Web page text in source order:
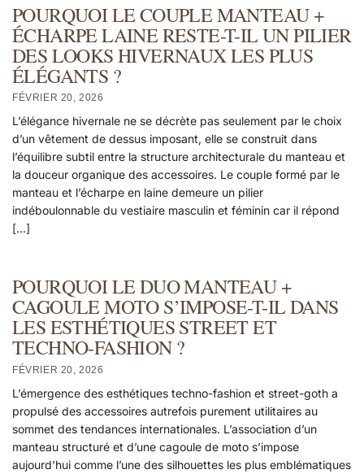
POURQUOI LE COUPLE MANTEAU +
ÉCHARPE LAINE RESTE-T-IL UN PILIER
DES LOOKS HIVERNAUX LES PLUS
ÉLÉGANTS ?
FÉVRIER 20, 2026
L’élégance hivernale ne se décrète pas seulement par le choix
d’un vêtement de dessus imposant, elle se construit dans
l’équilibre subtil entre la structure architecturale du manteau et
la douceur organique des accessoires. Le couple formé par le
manteau et l’écharpe en laine demeure un pilier
indéboulonnable du vestiaire masculin et féminin car il répond
[…]
POURQUOI LE DUO MANTEAU +
CAGOULE MOTO S’IMPOSE-T-IL DANS
LES ESTHÉTIQUES STREET ET
TECHNO-FASHION ?
FÉVRIER 20, 2026
L’émergence des esthétiques techno-fashion et street-goth a
propulsé des accessoires autrefois purement utilitaires au
sommet des tendances internationales. L’association d’un
manteau structuré et d’une cagoule de moto s’impose
aujourd’hui comme l’une des silhouettes les plus emblématiques